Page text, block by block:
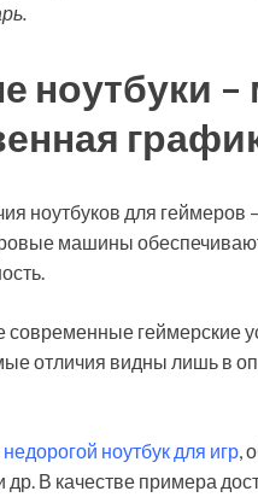
ноутбуки
ноутбуков для
машины
современные геймерские
отличия видны лишь в
недорогой ноутбук для игр,
др. В качестве примера